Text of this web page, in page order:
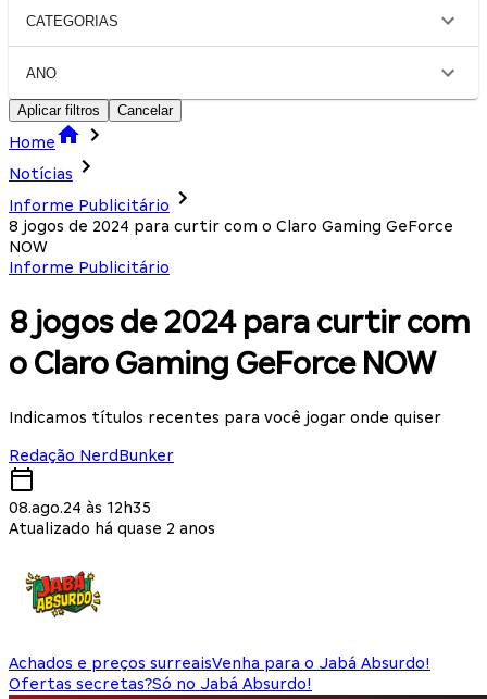
CATEGORIAS
ANO
Aplicar filtros Cancelar
Home
Notícias
Informe Publicitário
8 jogos de 2024 para curtir com o Claro Gaming GeForce
NOW
Informe Publicitário
8 jogos de 2024 para curtir com
o Claro Gaming GeForce NOW
Indicamos títulos recentes para você jogar onde quiser
Redação NerdBunker
08.ago.24 às 12h35
Atualizado há quase 2 anos
Achados e preços surreaisVenha para o Jabá Absurdo!
Ofertas secretas?Só no Jabá Absurdo!